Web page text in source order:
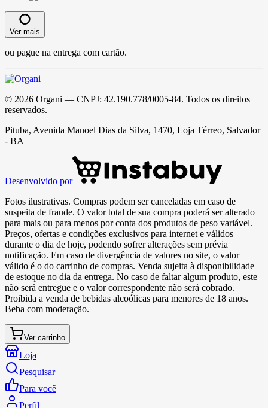
Ver mais
ou pague na entrega com cartão.
© 2026 Organi — CNPJ: 42.190.778/0005-84. Todos os direitos
reservados.
Pituba, Avenida Manoel Dias da Silva, 1470, Loja Térreo, Salvador
- BA
Desenvolvido por
Fotos ilustrativas. Compras podem ser canceladas em caso de
suspeita de fraude. O valor total de sua compra poderá ser alterado
para mais ou para menos por conta dos produtos de peso variável.
Preços, ofertas e condições exclusivos para internet e válidos
durante o dia de hoje, podendo sofrer alterações sem prévia
notificação. Em caso de divergência de valores no site, o valor
válido é o do carrinho de compras. Venda sujeita à disponibilidade
de estoque no dia da entrega. No caso de faltar algum produto, este
não será entregue e o valor correspondente não será cobrado.
Proibida a venda de bebidas alcoólicas para menores de 18 anos.
Beba com moderação.
Ver carrinho
Loja
Pesquisar
Para você
Perfil